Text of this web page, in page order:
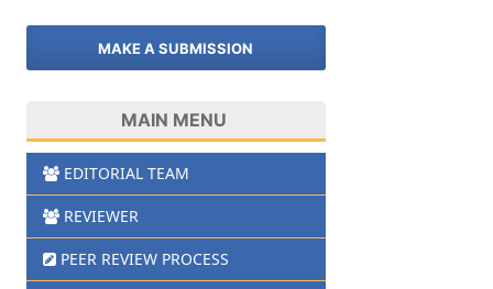
MAKE A SUBMISSION
MAIN MENU
EDITORIAL TEAM
REVIEWER
PEER REVIEW PROCESS